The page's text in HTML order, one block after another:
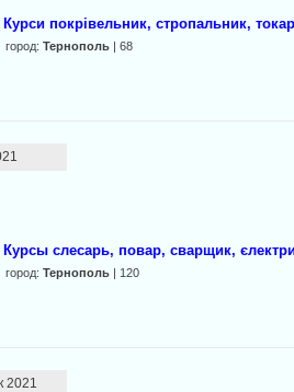
Курси покрівельник, стропальник,
город: Тернополь| 68
Курсы слесарь, повар, сварщик,
город: Тернополь| 120
2021